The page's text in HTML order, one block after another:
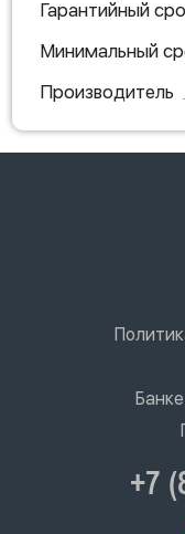
Гарантийный
Минимальный
Производитель
+7